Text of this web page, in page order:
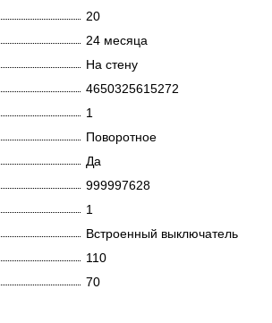
20
24 месяца
На стену
4650325615272
1
Поворотное
Да
999997628
1
Встроенный выключатель
110
70